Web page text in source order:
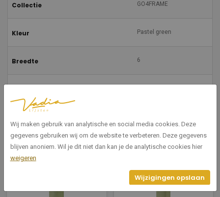
Collectie GO4FRAME
Kleur Pastel green
Breedte 6
Gerelateerde producten
Wij maken gebruik van analytische en social media cookies. Deze
gegevens gebruiken wij om de website te verbeteren. Deze gegevens
blijven anoniem. Wil je dit niet dan kan je de analytische cookies hier
weigeren
Wijzigingen opslaan